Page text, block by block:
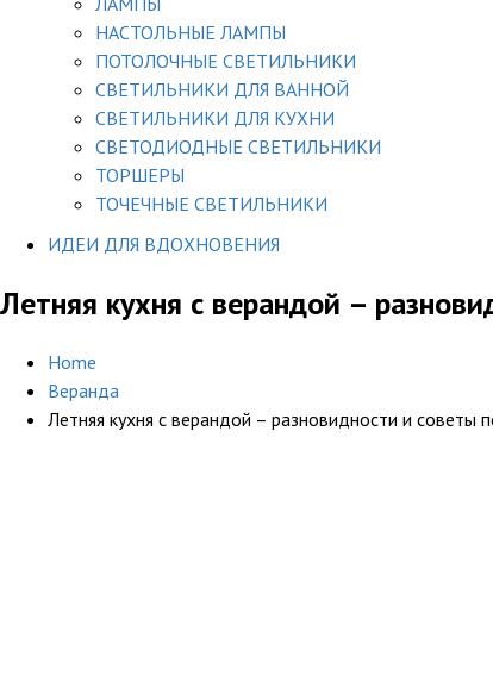
НАСТОЛЬНЫЕ ЛАМПЫ
ПОТОЛОЧНЫЕ СВЕТИЛЬНИКИ
СВЕТИЛЬНИКИ ДЛЯ ВАННОЙ
СВЕТИЛЬНИКИ ДЛЯ КУХНИ
СВЕТОДИОДНЫЕ СВЕТИЛЬНИКИ
ТОРШЕРЫ
ТОЧЕЧНЫЕ СВЕТИЛЬНИКИ
ИДЕИ ДЛЯ ВДОХНОВЕНИЯ
Летняя кухня с верандой –
Home
Веранда
Летняя кухня с верандой – разновидности и советы